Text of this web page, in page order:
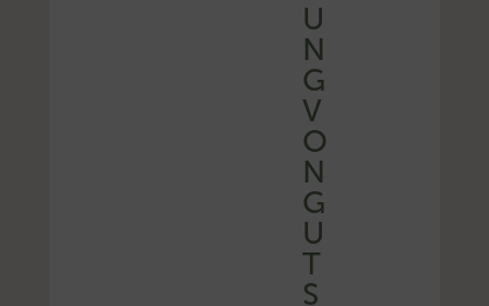
U
N
G
V
O
N
G
U
T
S